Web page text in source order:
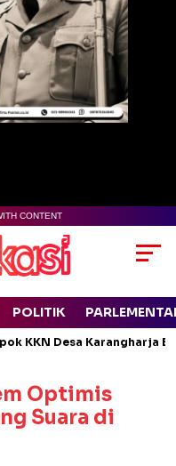
CONTENT
POLITIK
KKN Desa Karangharja
Optimis
Suara di